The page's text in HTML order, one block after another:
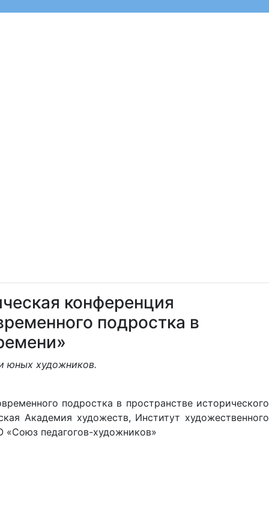
конференция
подростка в
юных художников.
подростка в пространстве исторического
Академия художеств, Институт художественного
педагогов-художников»